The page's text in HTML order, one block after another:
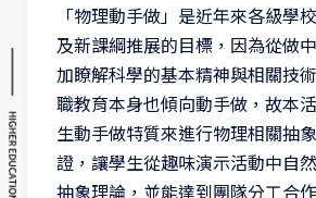
「物理動手做」是近年來各級學
及新課綱推展的目標，因為從做
加瞭解科學的基本精神與相關技
職教育本身也傾向動手做，故本
生動手做特質來進行物理相關抽
證，讓學生從趣味演示活動中自
抽象理論，並能達到團隊分工合